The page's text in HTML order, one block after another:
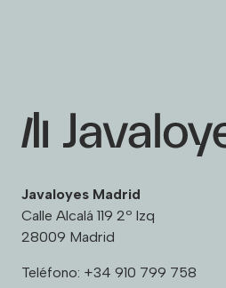
Javaloyes Madrid
Calle Alcalá 119 2º Izq
28009 Madrid
Teléfono: +34 910 799 758